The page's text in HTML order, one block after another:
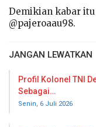
Demikian kabar
@pajeroaau98.
JANGAN LEWATKAN
Profil Kolonel TNI
Sebagai…
Senin, 6 Juli 2026